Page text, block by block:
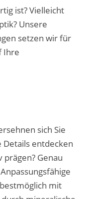
ist? Vielleicht
Unsere
setzen wir für
Ihre
sich Sie
Details entdecken
Genau
mit